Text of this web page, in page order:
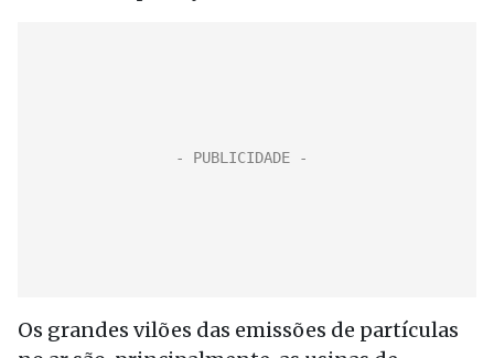
Os grandes vilões das emissões de partículas